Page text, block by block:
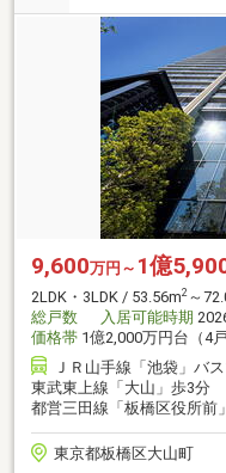
9,600万円～ 1億
2LDK・3LDK / 53.56m2 ～
総戸数 入居可能時期
価格帯 1億2,000万円台（4
ＪＲ山手線「池袋」バ
東武東上線「大山」歩3分
都営三田線「板橋区役所前
東京都板橋区大山町